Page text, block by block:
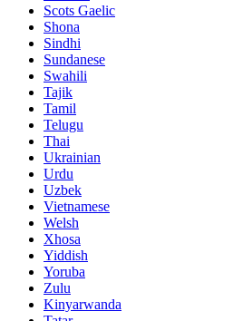
Scots Gaelic
Shona
Sindhi
Sundanese
Swahili
Tajik
Tamil
Telugu
Thai
Ukrainian
Urdu
Uzbek
Vietnamese
Welsh
Xhosa
Yiddish
Yoruba
Zulu
Kinyarwanda